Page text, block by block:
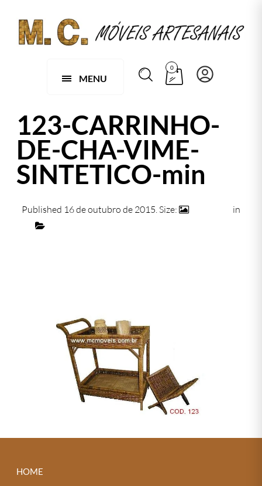
MENU
0
123-CARRINHO-
DE-CHA-VIME-
SINTETICO-min
Published 16 de outubro de 2015 . Size:
in
HOME